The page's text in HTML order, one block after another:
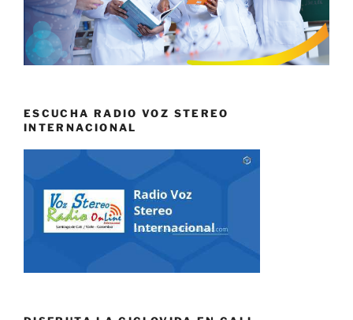
ESCUCHA RADIO VOZ STEREO
INTERNACIONAL